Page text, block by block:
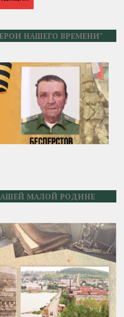
НАШЕГО ВРЕМЕНИ"
МАЛОЙ РОДИНЕ